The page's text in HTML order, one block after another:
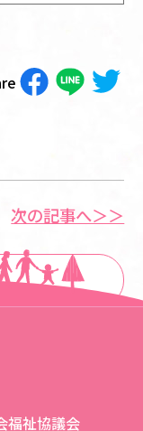
次の記事へ＞＞
福祉協議会